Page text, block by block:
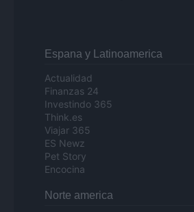
Espana y Latinoamerica
Actualidad
Finanzas 24
Investindo 365
Think.es
Viajar 365
ES Newz
Pet Story
Encocina
Norte america